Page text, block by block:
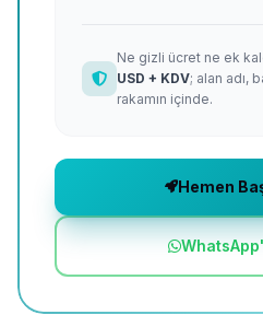
Ne gizli ücret ne ek
USD + KDV; alan adı,
rakamın içinde.
Hemen